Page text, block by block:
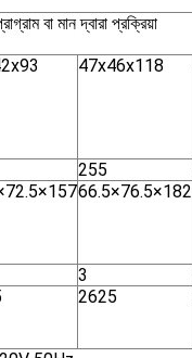
বা মান দ্বারা প্রক্রিয়া
47x46x118
255
66.5×76.5×182
3
2625